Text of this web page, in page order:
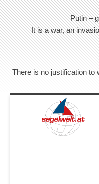
Putin –
It is a war, an
There is no justification to